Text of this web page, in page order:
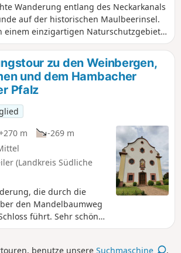
Wanderung entlang des Neckarkanals
auf der historischen Maulbeerinsel.
einem einzigartigen Naturschutzgebiet
Maulbeerbäume, die einst von
gepflanzt wurden. Ein kleines Stück
Stadt. Die Tour kann verkürzt werden,
ein oder zwei Brücken eher als in
wird. Eine schöne Tour für
Herbst oder Winter.
zu den Weinbergen,
und dem Hambacher
Pfalz
m
-269 m
(Landkreis Südliche
die durch die
den Mandelbaumweg
führt. Sehr schönes
werden kann.
benutze unsereSuchmaschine .